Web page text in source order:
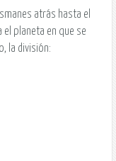
atrás hasta el
planeta en que se
la división: